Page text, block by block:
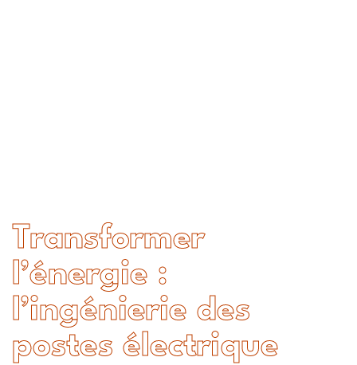
Transformer
l’énergie :
l’ingénierie des
postes électrique